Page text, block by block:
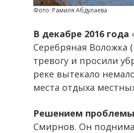
Фото: Рамиля Абдулаева
В декабре 2016 года
Серебряная Воложка
тревогу и просили
реке вытекало
места отдыха
Решением проблемы
Смирнов. Он